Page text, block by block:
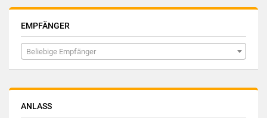
EMPFÄNGER
Beliebige Empfänger
ANLASS